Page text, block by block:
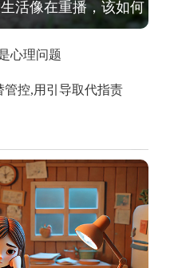
活像在重播，该如何
环？
心理问题
管控,用引导取代指责